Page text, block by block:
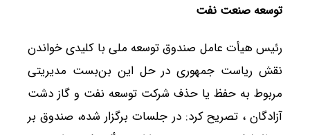
توسعه صنعت نفت
رئیس هیأت عامل صندوق توسعه ملی با کلیدی خواندن
نقش ریاست جمهوری در حل این بن‌بست‌ مدیریتی
مربوط به حفظ یا حذف شرکت توسعه نفت و گاز دشت
آزادگان ، تصریح کرد: در جلسات برگزار شده، صندوق بر